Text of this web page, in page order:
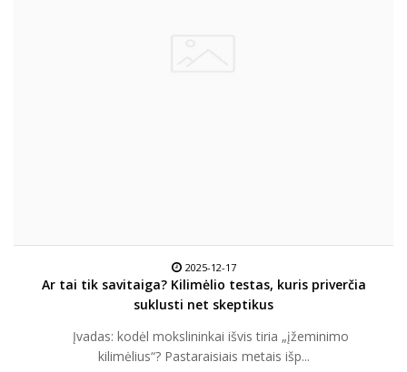
2025-12-17
Ar tai tik savitaiga? Kilimėlio testas, kuris priverčia
suklusti net skeptikus
Įvadas: kodėl mokslininkai išvis tiria „įžeminimo
kilimėlius“? Pastaraisiais metais išp...